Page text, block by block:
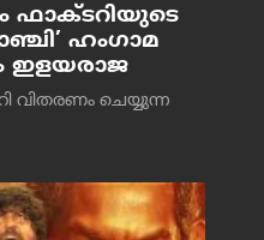
ഫാക്ടറിയുടെ
ഹംഗാമ
ഇളയരാജ
വിതരണം ചെയ്യുന്ന